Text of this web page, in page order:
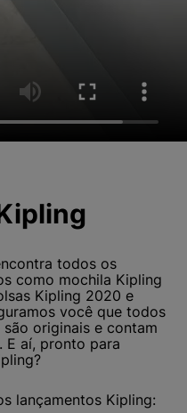
todos os
como mochila Kipling
Kipling 2020 e
você que todos
originais e contam
E aí, pronto para
lançamentos Kipling: